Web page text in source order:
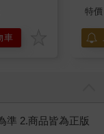
車
特價
準 2.商品皆為正版